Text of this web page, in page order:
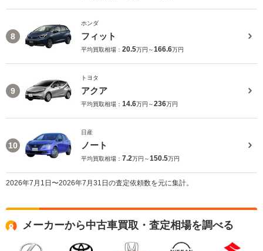
8
ホンダ
フィット
平均買取相場： 20.5万円～166.6万円
9
トヨタ
アクア
平均買取相場： 14.6万円～236万円
10
日産
ノート
平均買取相場： 7.2万円～150.5万円
2026年7月1日〜2026年7月31日の査定依頼数を元に集計。
メーカーから中古車買取・査定相場を調べる